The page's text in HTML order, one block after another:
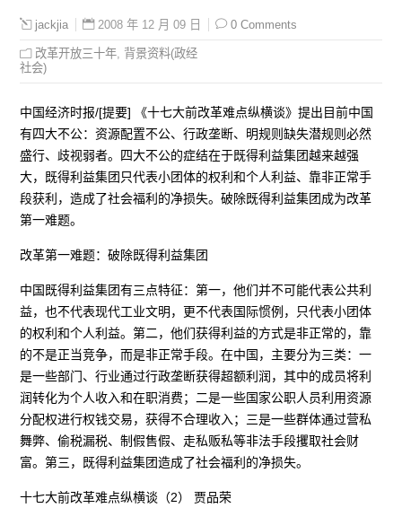
jackjia 2008 年 12 月 09 日 0 Comments
改革开放三十年 背景资料(政经
社会)
中国经济时报/[提要] 《十七大前改革难点纵横谈》提出目前中国
有四大不公：资源配置不公、行政垄断、明规则缺失潜规则必然
盛行、歧视弱者。四大不公的症结在于既得利益集团越来越强
大，既得利益集团只代表小团体的权利和个人利益、靠非正常手
段获利，造成了社会福利的净损失。破除既得利益集团成为改革
第一难题。
改革第一难题：破除既得利益集团
中国既得利益集团有三点特征：第一，他们并不可能代表公共利
益，也不代表现代工业文明，更不代表国际惯例，只代表小团体
的权利和个人利益。第二，他们获得利益的方式是非正常的，靠
的不是正当竞争，而是非正常手段。在中国，主要分为三类：一
是一些部门、行业通过行政垄断获得超额利润，其中的成员将利
润转化为个人收入和在职消费；二是一些国家公职人员利用资源
分配权进行权钱交易，获得不合理收入；三是一些群体通过营私
舞弊、偷税漏税、制假售假、走私贩私等非法手段攫取社会财
富。第三，既得利益集团造成了社会福利的净损失。
十七大前改革难点纵横谈（2） 贾品荣